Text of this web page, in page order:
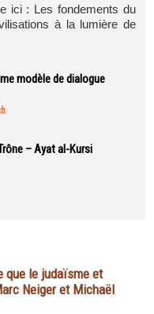
ici : Les fondements du
à la lumière de
modèle de dialogue
– Ayat al-Kursi
que le judaïsme et
Neiger et Michaël